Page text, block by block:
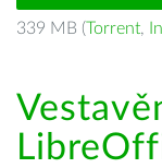
339 MB (Torrent,